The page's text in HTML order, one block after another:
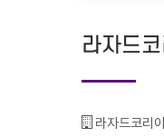
라자드
기관명 :
라자드코리